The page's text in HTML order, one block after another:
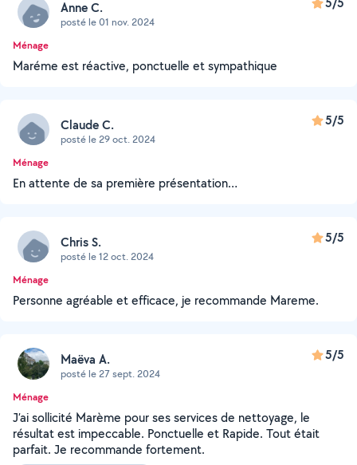
Anne C.
posté le 01 nov. 2024
Ménage
Maréme est réactive, ponctuelle et sympathique
Claude C.
posté le 29 oct. 2024
5/5
Ménage
En attente de sa première présentation…
Chris S.
posté le 12 oct. 2024
5/5
Ménage
Personne agréable et efficace, je recommande Mareme.
Maëva A.
posté le 27 sept. 2024
5/5
Ménage
J’ai sollicité Marème pour ses services de nettoyage, le
résultat est impeccable. Ponctuelle et Rapide. Tout était
parfait. Je recommande fortement.